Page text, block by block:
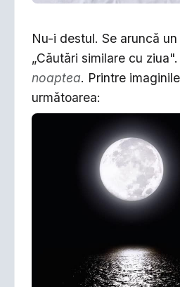
Nu-i destul. Se aruncă
„Căutări similare cu
noaptea. Printre
următoarea: